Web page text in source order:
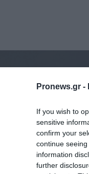
Pronews.gr -
If you wish to
sensitive
confirm your
continue
information
further